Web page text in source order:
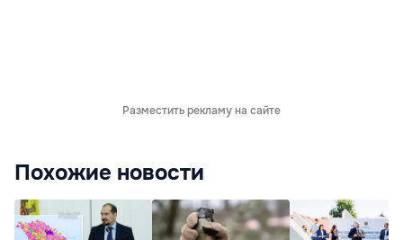
Разместить рекламу на сайте
Похожие новости